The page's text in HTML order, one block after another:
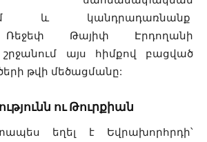
և կանդրադառնանք
Թայիփ Էրդողանի
այս հիմքով բացված
թվի մեծացմանը:
ու Թուրքիան
եղել է Եվրախորհրդի՝